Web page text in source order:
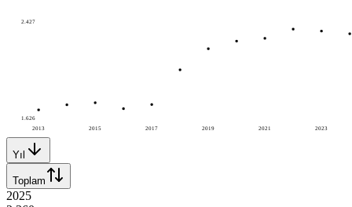
2013 2015 2017 2019 2021 2023
2.427
1.626
Yıl
Toplam
2025